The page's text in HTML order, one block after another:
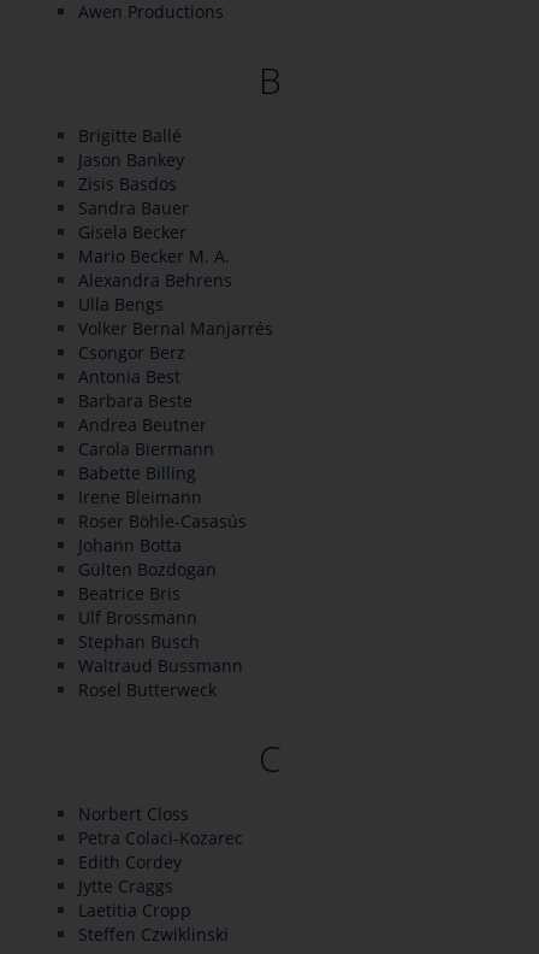
Awen Productions
B
Brigitte Ballé
Jason Bankey
Zisis Basdos
Sandra Bauer
Gisela Becker
Mario Becker M. A.
Alexandra Behrens
Ulla Bengs
Volker Bernal Manjarrés
Csongor Berz
Antonia Best
Barbara Beste
Andrea Beutner
Carola Biermann
Babette Billing
Irene Bleimann
Roser Böhle-Casasús
Johann Botta
Gülten Bozdogan
Beatrice Bris
Ulf Brossmann
Stephan Busch
Waltraud Bussmann
Rosel Butterweck
C
Norbert Closs
Petra Colaci-Kozarec
Edith Cordey
Jytte Craggs
Laetitia Cropp
Steffen Czwiklinski